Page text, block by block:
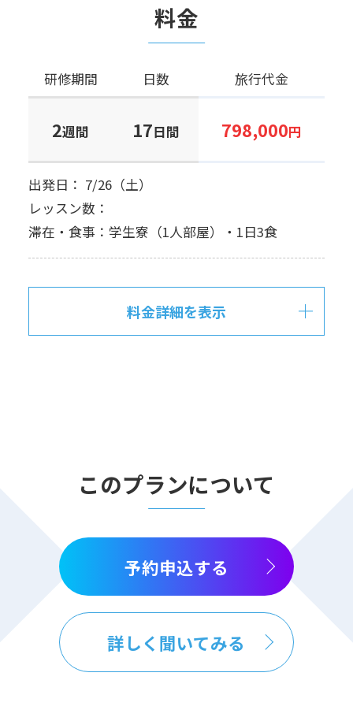
料金
研修期間 日数 旅行代金
2週間 17日間 798,000円
出発日： 7/26（土）
レッスン数：
滞在・食事：学生寮（1人部屋）・1日3食
料金詳細を表示
このプランについて
予約申込する
詳しく聞いてみる